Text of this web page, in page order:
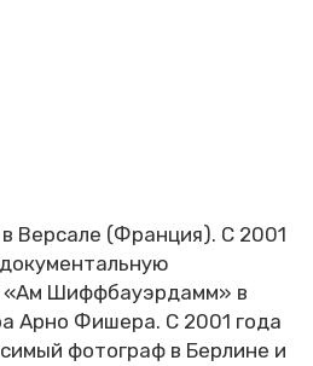
в Версале (Франция). С 2001
«Ам Шиффбауэрдамм» в
Арно Фишера. С 2001 года
фотограф в Берлине и